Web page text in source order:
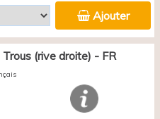
Ajouter
(rive droite) - FR